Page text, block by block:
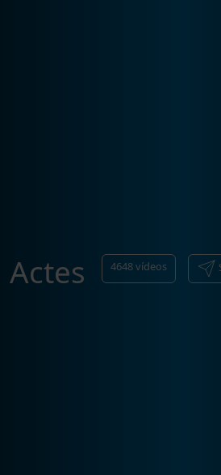
Actes 4648vídeos